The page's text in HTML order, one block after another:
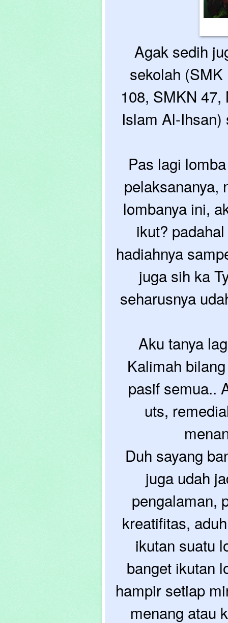
Agak sedih
sekolah
108, SMKN
Islam Al-
Pas lagi
pelaksananya,
lombanya ini,
ikut?
hadiahnya
juga sih ka
seharusnya
Aku tanya
Kalimah
pasif semua..
uts,
Duh sayang
juga udah
pengalaman,
kreatifitas,
ikutan suatu
banget ikutan
hampir setiap
menang atau